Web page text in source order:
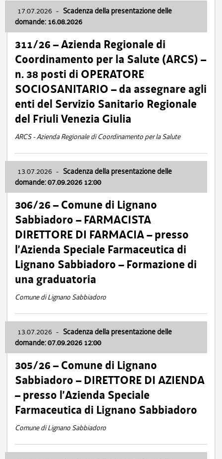
17.07.2026 - Scadenza della presentazione delle
domande: 16.08.2026
311/26 – Azienda Regionale di
Coordinamento per la Salute (ARCS) –
n. 38 posti di OPERATORE
SOCIOSANITARIO – da assegnare agli
enti del Servizio Sanitario Regionale
del Friuli Venezia Giulia
ARCS - Azienda Regionale di Coordinamento per la Salute
13.07.2026 - Scadenza della presentazione delle
domande: 07.09.2026 12:00
306/26 – Comune di Lignano
Sabbiadoro – FARMACISTA
DIRETTORE DI FARMACIA – presso
l’Azienda Speciale Farmaceutica di
Lignano Sabbiadoro – Formazione di
una graduatoria
Comune di Lignano Sabbiadoro
13.07.2026 - Scadenza della presentazione delle
domande: 07.09.2026 12:00
305/26 – Comune di Lignano
Sabbiadoro – DIRETTORE DI AZIENDA
– presso l’Azienda Speciale
Farmaceutica di Lignano Sabbiadoro
Comune di Lignano Sabbiadoro